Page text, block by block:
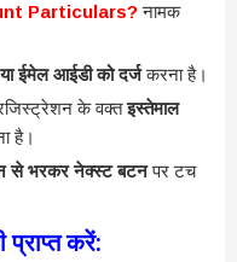
Particulars? नामक
ईमेल आईडी को दर्जकरना है।
रजिस्ट्रेशन के वक्तइस्तेमाल
है।
से भरकर नेक्स्ट बटनपर टच
प्राप्त करें: